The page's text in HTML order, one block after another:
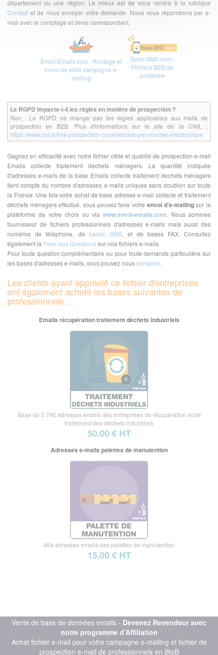
département ou une région. Le mieux est de vous rendre à la rubrique
Contact et de nous envoyer votre demande. Nous vous répondrons par e-
mail avec le comptage et devis correspondant.
Envoi-Emails.com : Routage et
envoi de votre campagne e-
mailing
Base-SMS.com :
Fichiers B2B de
portables
Le RGPD impacte-t-il les règles en matière de prospection ?
Non : Le RGPD ne change pas les règles applicables aux mails de
prospection en B2B. Plus d'informations sur le site de la CNIL :
https://www.cnil.fr/fr/la-prospection-commerciale-par-courrier-electronique
Gagnez en efficacité avec notre fichier ciblé et qualifié de prospection e-mail
Emails collecte traitement dechets ménagers. La quantité indiquée
d'adresses e-mails de la base Emails collecte traitement dechets ménagers
tient compte du nombre d'adresses e-mails uniques sans doublon sur toute
la France. Une fois votre achat de base adresse e-mail collecte et traitement
déchets ménagers effectué, vous pouvez faire votre envoi d'e-mailingsur la
plateforme de votre choix ou viawww.envoi-emails.com. Nous sommes
fournisseur de fichiers professionnels d'adresses e-mails mais aussi des
numéros de téléphone, de bases SMS, et de bases FAX. Consultez
également la Foire aux Questionssur nos fichiers e-mails.
Pour toute question complémentaire ou pour toute demande particulière sur
les bases d'adresses e-mails, vous pouvez nouscontacter.
Les clients ayant apprécié ce fichier d'entreprises
ont également acheté les bases suivantes de
professionnels ...
Emails récupération traitement déchets industriels
Base de 3.746 adresses emails des entreprises de récupération et de
traitement des déchets industriels
50,00 € HT
Adresses e-mails palettes de manutention
464 adresses emails des palettes de manutention
15,00 € HT
Vente de base de données emails - Devenez Revendeur avec
notre programme d'Affiliation
Achat fichier e-mail pour votre campagne e-mailing et fichier de
prospection e-mail de professionnels en BtoB